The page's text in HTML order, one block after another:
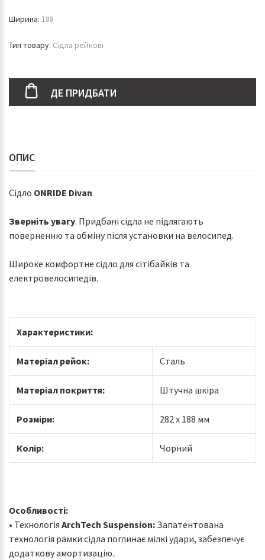
Ширина: 188
Тип товару: Сідла рейкові
ДЕ ПРИДБАТИ
ОПИС
Сідло ONRIDE Divan
Зверніть увагу. Придбані сідла не підлягають
поверненню та обміну після установки на велосипед.
Широке комфортне сідло для сітібайків та
електровелосипедів.
Характеристики:
Матеріал рейок: Сталь
Матеріал покриття: Штучна шкіра
Розміри: 282 x 188 мм
Колір: Чорний
Особливості:
• Технологія ArchTech Suspension: Запатентована
технологія рамки сідла поглинає мілкі удари, забезпечує
додаткову амортизацію.